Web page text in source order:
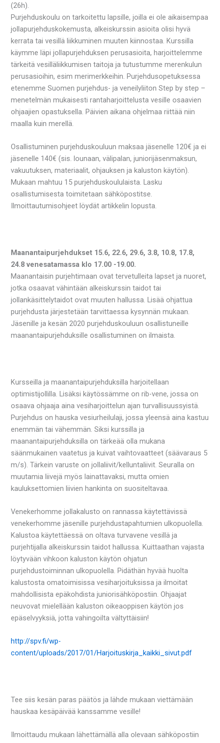
(26h).
Purjehduskoulu on tarkoitettu lapsille, joilla ei ole aikaisempaa
jollapurjehduskokemusta, alkeiskurssin asioita olisi hyvä
kerrata tai vesillä liikkuminen muuten kiinnostaa. Kurssilla
käymme läpi jollapurjehduksen perusasioita, harjoittelemme
tärkeitä vesilläliikkumisen taitoja ja tutustumme merenkulun
perusasioihin, esim merimerkkeihin. Purjehdusopetuksessa
etenemme Suomen purjehdus- ja veneilyliiton Step by step –
menetelmän mukaisesti rantaharjoittelusta vesille osaavien
ohjaajien opastuksella. Päivien aikana ohjelmaa riittää niin
maalla kuin merellä.
Osallistuminen purjehduskouluun maksaa jäsenelle 120€ ja ei
jäsenelle 140€ (sis. lounaan, välipalan, juniorijäsenmaksun,
vakuutuksen, materiaalit, ohjauksen ja kaluston käytön).
Mukaan mahtuu 15 purjehduskoululaista. Lasku
osallistumisesta toimitetaan sähköpostitse.
Ilmoittautumisohjeet löydät artikkelin lopusta.
Maanantaipurjehdukset 15.6, 22.6, 29.6, 3.8, 10.8, 17.8,
24.8 venesatamassa klo 17.00 -19.00.
Maanantaisin purjehtimaan ovat tervetulleita lapset ja nuoret,
jotka osaavat vähintään alkeiskurssin taidot tai
jollankäsittelytaidot ovat muuten hallussa. Lisää ohjattua
purjehdusta järjestetään tarvittaessa kysynnän mukaan.
Jäsenille ja kesän 2020 purjehduskouluun osallistuneille
maanantaipurjehduksille osallistuminen on ilmaista.
Kursseilla ja maanantaipurjehduksilla harjoitellaan
optimistijollilla. Lisäksi käytössämme on rib-vene, jossa on
osaava ohjaaja aina vesiharjoittelun ajan turvallisuussyistä.
Purjehdus on hauska vesiurheilulaji, jossa yleensä aina kastuu
enemmän tai vähemmän. Siksi kurssilla ja
maanantaipurjehduksilla on tärkeää olla mukana
säänmukainen vaatetus ja kuivat vaihtovaatteet (säävaraus 5
m/s). Tärkein varuste on jollaliivit/kelluntaliivit. Seuralla on
muutamia liivejä myös lainattavaksi, mutta omien
kauluksettomien liivien hankinta on suositeltavaa.
Venekerhomme jollakalusto on rannassa käytettävissä
venekerhomme jäsenille purjehdustapahtumien ulkopuolella.
Kalustoa käytettäessä on oltava turvavene vesillä ja
purjehtijalla alkeiskurssin taidot hallussa. Kuittaathan vajasta
löytyvään vihkoon kaluston käytön ohjatun
purjehdustoiminnan ulkopuolella. Pidäthän hyvää huolta
kalustosta omatoimisissa vesiharjoituksissa ja ilmoitat
mahdollisista epäkohdista juniorisähköpostiin. Ohjaajat
neuvovat mielellään kaluston oikeaoppisen käytön jos
epäselvyyksiä, jotta vahingoilta vältyttäisiin!
http://spv.fi/wp-
content/uploads/2017/01/Harjoituskirja_kaikki_sivut.pdf
Tee siis kesän paras päätös ja lähde mukaan viettämään
hauskaa kesäpäivää kanssamme vesille!
Ilmoittaudu mukaan lähettämällä alla olevaan sähköpostiin